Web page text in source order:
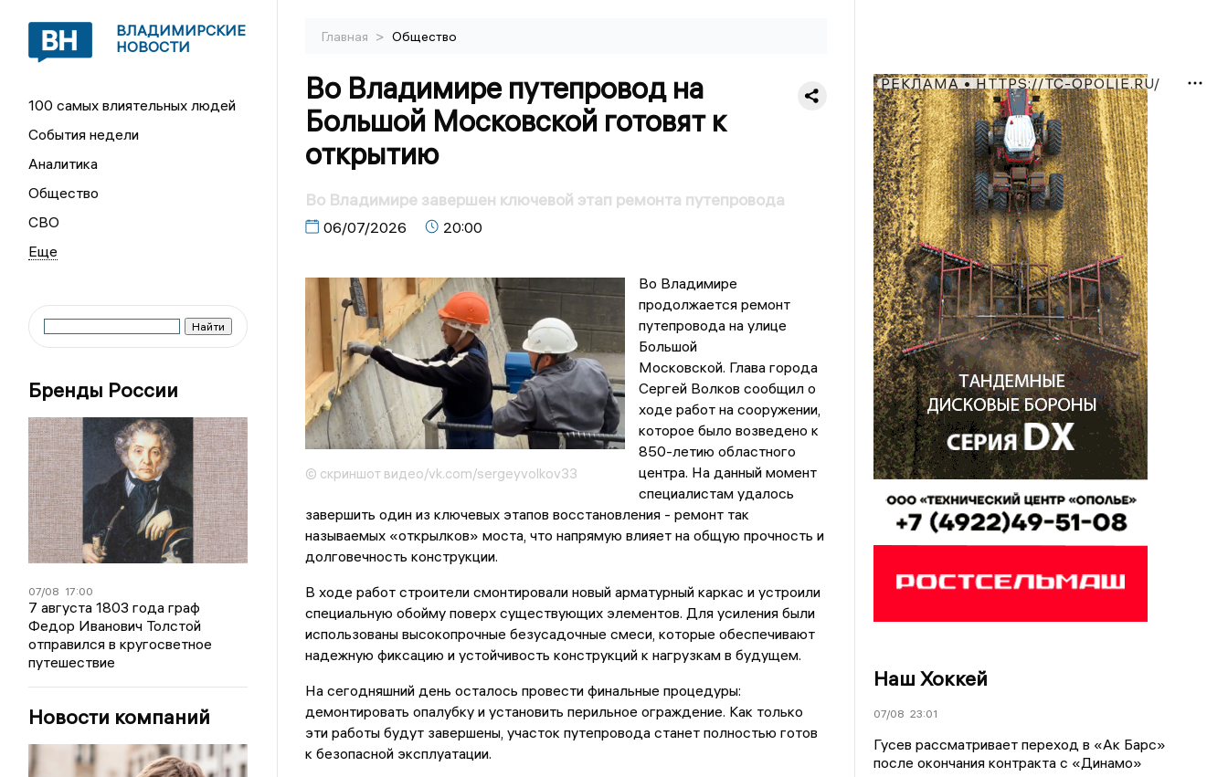
ВЛАДИМИРСКИЕ
НОВОСТИ
100 самых влиятельных людей
События недели
Аналитика
Общество
СВО
Бренды России
07/08 17:00
7 августа 1803 года граф
Федор Иванович Толстой
отправился в кругосветное
путешествие
Новости компаний
Главная > Общество
Во Владимире путепровод на
Большой Московской готовят к
открытию
Во Владимире завершен ключевой этап ремонта путепровода
06/07/2026 20:00
© скриншот видео/vk.com/sergeyvolkov33
Во Владимире
продолжается ремонт
путепровода на улице
Большой
Московской. Глава города
Сергей Волков сообщил о
ходе работ на сооружении,
которое было возведено к
850-летию областного
центра. На данный момент
специалистам удалось
завершить один из ключевых этапов восстановления - ремонт так
называемых «открылков» моста, что напрямую влияет на общую прочность и
долговечность конструкции.
В ходе работ строители смонтировали новый арматурный каркас и устроили
специальную обойму поверх существующих элементов. Для усиления были
использованы высокопрочные безусадочные смеси, которые обеспечивают
надежную фиксацию и устойчивость конструкций к нагрузкам в будущем.
На сегодняшний день осталось провести финальные процедуры:
демонтировать опалубку и установить перильное ограждение. Как только
эти работы будут завершены, участок путепровода станет полностью готов
к безопасной эксплуатации.
РЕКЛАМА • HTTPS://TC-OPOLIE.RU/
Наш Хоккей
07/08 23:01
Гусев рассматривает переход в «Ак Барс»
после окончания контракта с «Динамо»